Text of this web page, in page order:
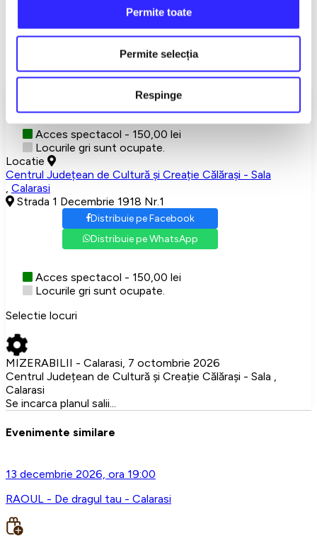
Permite toate
Permite selecția
Respinge
Detalii eveniment
MIZERABILII
Acces spectacol - 150,00 lei
Locurile gri sunt ocupate.
Locatie
Centrul Județean de Cultură și Creație Călărași - Sala
Calarasi
Strada 1 Decembrie 1918 Nr.1
Distribuie pe Facebook
Distribuie pe WhatsApp
Acces spectacol - 150,00 lei
Locurile gri sunt ocupate.
Selectie locuri
MIZERABILII - Calarasi, 7 octombrie 2026
Centrul Județean de Cultură și Creație Călărași - Sala ,
Calarasi
Se incarca planul salii...
Evenimente similare
13 decembrie 2026, ora 19:00
RAOUL - De dragul tau - Calarasi